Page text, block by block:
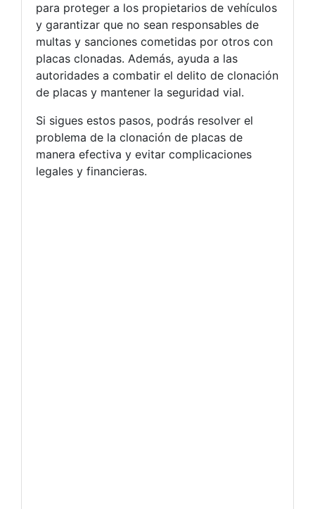
para proteger a los propietarios de vehículos
y garantizar que no sean responsables de
multas y sanciones cometidas por otros con
placas clonadas. Además, ayuda a las
autoridades a combatir el delito de clonación
de placas y mantener la seguridad vial.
Si sigues estos pasos, podrás resolver el
problema de la clonación de placas de
manera efectiva y evitar complicaciones
legales y financieras.